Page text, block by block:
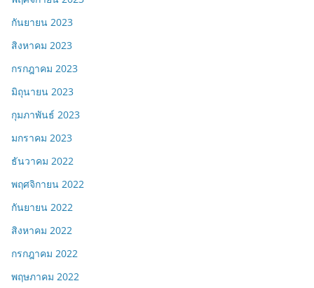
กันยายน 2023
สิงหาคม 2023
กรกฎาคม 2023
มิถุนายน 2023
กุมภาพันธ์ 2023
มกราคม 2023
ธันวาคม 2022
พฤศจิกายน 2022
กันยายน 2022
สิงหาคม 2022
กรกฎาคม 2022
พฤษภาคม 2022